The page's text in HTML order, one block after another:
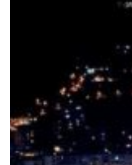
Prima squadra
Genoa for Special
Rappresentanza
Kit Gara 25/26